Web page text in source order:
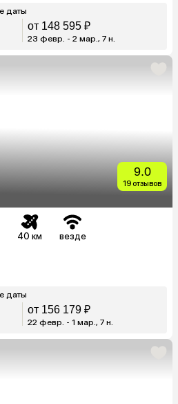
даты
от 148 595 ₽
23 февр. - 2 мар., 7 н.
9.0
19 отзывов
40 км везде
даты
от 156 179 ₽
22 февр. - 1 мар., 7 н.